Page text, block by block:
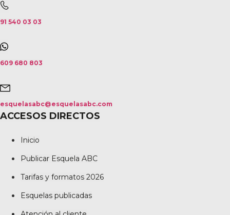
91 540 03 03
609 680 803
esquelasabc@esquelasabc.com
ACCESOS DIRECTOS
Inicio
Publicar Esquela ABC
Tarifas y formatos 2026
Esquelas publicadas